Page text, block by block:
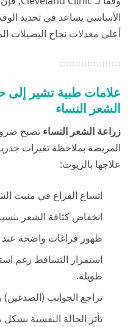
الأساسي يساعد في تحديد
أعلى معدلات نجاح البصيلات
علامات طبية تشير إلى
الشعر النساء
زراعة الشعر النساء تصبح
المريضة بملاحظة تغيرات
علاجها بالزيوت:
اتساع الفراغ في منبت
انخفاض كثافة الشعر بنسبة تتجاوز
ظهور فراغات واضحة
استمرار التساقط رغم
طويلة.
تراجع الجوانب
تأثر الحالة النفسية